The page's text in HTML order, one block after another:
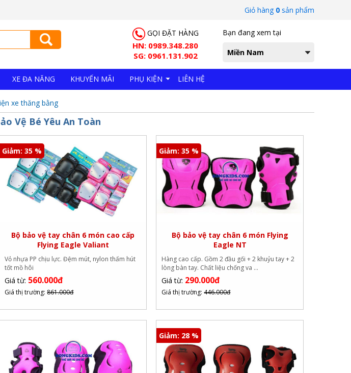
Giỏ hàng 0 sản phẩm
GỌI ĐẶT HÀNG
HN: 0989.348.280
SG: 0961.131.902
Bạn đang xem tại
Miền Nam
XE ĐA NĂNG KHUYẾN MÃI PHỤ KIỆN LIÊN HỆ
xe thăng bằng
Vệ Bé Yêu An Toàn
Giảm: 35 %
Bộ bảo vệ tay chân 6 món cao cấp
Flying Eagle Valiant
Vỏ nhựa PP chịu lực. Đệm mút, nylon thấm hút
tốt mồ hôi
Giá từ: 560.000đ
Giá thị trường:861.000đ
Giảm: 35 %
Bộ bảo vệ tay chân 6 món Flying
Eagle NT
Hàng cao cấp. Gồm 2 đầu gối + 2 khuỷu tay + 2
lòng bàn tay. Chất liệu chống va ...
Giá từ: 290.000đ
Giá thị trường:446.000đ
Giảm: 28 %